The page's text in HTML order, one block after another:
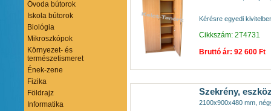
Óvoda bútorok
Iskola bútorok
Biológia
Mikroszkópok
Környezet- és
természetismeret
Ének-zene
Fizika
Földrajz
Informatika
Kérésre egyedi
Cikkszám: 2T4731
Bruttó ár: 92 600 Ft
Szekrény,
2100x900x480 mm,